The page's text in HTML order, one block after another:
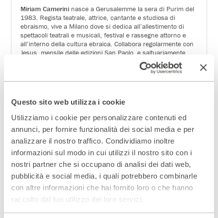
Questo sito web utilizza i cookie
Utilizziamo i cookie per personalizzare contenuti ed
annunci, per fornire funzionalità dei social media e per
analizzare il nostro traffico. Condividiamo inoltre
informazioni sul modo in cui utilizzi il nostro sito con i
nostri partner che si occupano di analisi dei dati web,
pubblicità e social media, i quali potrebbero combinarle
con altre informazioni che hai fornito loro o che hanno
raccolto dal tuo utilizzo dei loro servizi.
Miriam Camerini nasce a Gerusalemme la sera di Purim del
1983. Regista teatrale, attrice, cantante e studiosa di
ebraismo, vive a Milano dove si dedica all’allestimento di
spettacoli teatrali e musicali, festival e rassegne attorno e
all’interno della cultura ebraica. Collabora regolarmente con
Jesus, mensile delle edizioni San Paolo, e saltuariamente
Golem,Un grembo
Il mare in valigia,Caffè Odessa
Jean Blanchaert è gallerista, curatore, scultore in vetro,
Per Rizzoli è stato curatore con Philippe Daverio di 13×17.
1000 artisti per un’indagine eccentrica sull’arte in Italia
(2007). Per Rizzoli Illustrati ha pubblicato il calendario
illustrato Un santo al giorno (2013) e 100 Giusti del mondo
(2018).
Benedetta Jasmine Guettaè laureata in Letteratura e lavora
come fotografa e foodwriter.
Manuel Kanahè un development manager con un grande
amore per la cucina. Insieme hanno fondato nel 2009 il sito
italiana e mediorientale.